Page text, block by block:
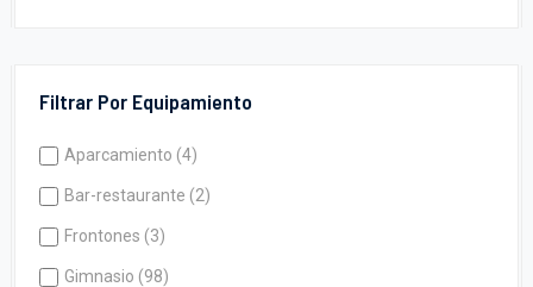
Filtrar Por Equipamiento
Aparcamiento (4)
Bar-restaurante (2)
Frontones (3)
Gimnasio (98)